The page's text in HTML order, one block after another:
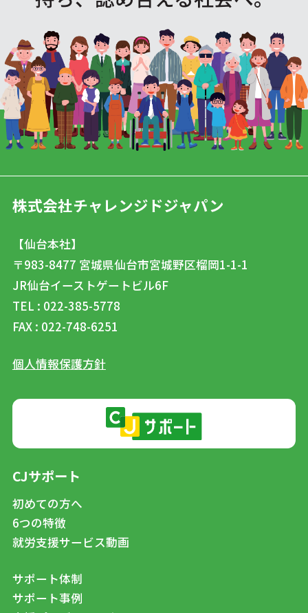
株式会社チャレンジドジャパン
【仙台本社】
〒983-8477 宮城県仙台市宮城野区榴岡1-1-1
JR仙台イーストゲートビル6F
TEL : 022-385-5778
FAX : 022-748-6251
個人情報保護方針
CJサポート
初めての方へ
6つの特徴
就労支援サービス動画
サポート体制
サポート事例